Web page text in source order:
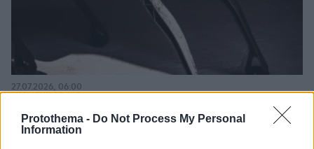
Protothema - Do Not Process My Personal
Information
27.07.2026, 06:00
03.08.2026, 10:56